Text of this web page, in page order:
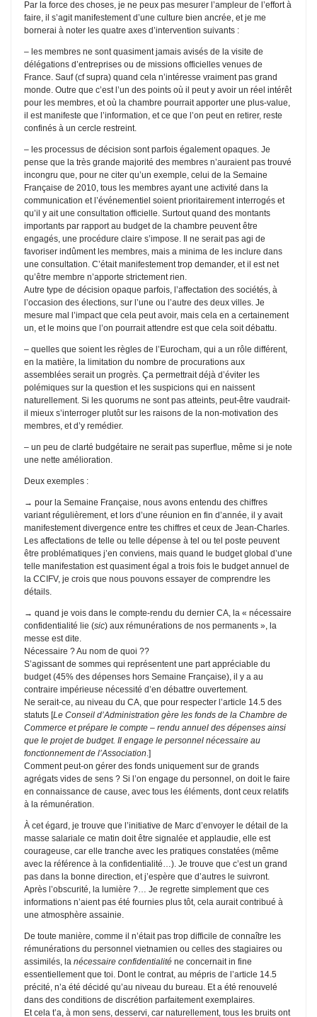
Par la force des choses, je ne peux pas mesurer l’ampleur de l’effort à
faire, il s’agit manifestement d’une culture bien ancrée, et je me
bornerai à noter les quatre axes d’intervention suivants :
– les membres ne sont quasiment jamais avisés de la visite de
délégations d’entreprises ou de missions officielles venues de
France. Sauf (cf supra) quand cela n’intéresse vraiment pas grand
monde. Outre que c’est l’un des points où il peut y avoir un réel intérêt
pour les membres, et où la chambre pourrait apporter une plus-value,
il est manifeste que l’information, et ce que l’on peut en retirer, reste
confinés à un cercle restreint.
– les processus de décision sont parfois également opaques. Je
pense que la très grande majorité des membres n’auraient pas trouvé
incongru que, pour ne citer qu’un exemple, celui de la Semaine
Française de 2010, tous les membres ayant une activité dans la
communication et l’événementiel soient prioritairement interrogés et
qu’il y ait une consultation officielle. Surtout quand des montants
importants par rapport au budget de la chambre peuvent être
engagés, une procédure claire s’impose. Il ne serait pas agi de
favoriser indûment les membres, mais a minima de les inclure dans
une consultation. C’était manifestement trop demander, et il est net
qu’être membre n’apporte strictement rien.
Autre type de décision opaque parfois, l’affectation des sociétés, à
l’occasion des élections, sur l’une ou l’autre des deux villes. Je
mesure mal l’impact que cela peut avoir, mais cela en a certainement
un, et le moins que l’on pourrait attendre est que cela soit débattu.
– quelles que soient les règles de l’Eurocham, qui a un rôle différent,
en la matière, la limitation du nombre de procurations aux
assemblées serait un progrès. Ça permettrait déjà d’éviter les
polémiques sur la question et les suspicions qui en naissent
naturellement. Si les quorums ne sont pas atteints, peut-être vaudrait-
il mieux s’interroger plutôt sur les raisons de la non-motivation des
membres, et d’y remédier.
– un peu de clarté budgétaire ne serait pas superflue, même si je note
une nette amélioration.
Deux exemples :
→ pour la Semaine Française, nous avons entendu des chiffres
variant régulièrement, et lors d’une réunion en fin d’année, il y avait
manifestement divergence entre tes chiffres et ceux de Jean-Charles.
Les affectations de telle ou telle dépense à tel ou tel poste peuvent
être problématiques j’en conviens, mais quand le budget global d’une
telle manifestation est quasiment égal a trois fois le budget annuel de
la CCIFV, je crois que nous pouvons essayer de comprendre les
détails.
→ quand je vois dans le compte-rendu du dernier CA, la « nécessaire
confidentialité lie (sic) aux rémunérations de nos permanents », la
messe est dite.
Nécessaire ? Au nom de quoi ??
S’agissant de sommes qui représentent une part appréciable du
budget (45% des dépenses hors Semaine Française), il y a au
contraire impérieuse nécessité d’en débattre ouvertement.
Ne serait-ce, au niveau du CA, que pour respecter l’article 14.5 des
statuts [Le Conseil d’Administration gère les fonds de la Chambre de
Commerce et prépare le compte – rendu annuel des dépenses ainsi
que le projet de budget. Il engage le personnel nécessaire au
fonctionnement de l’Association .]
Comment peut-on gérer des fonds uniquement sur de grands
agrégats vides de sens ? Si l’on engage du personnel, on doit le faire
en connaissance de cause, avec tous les éléments, dont ceux relatifs
à la rémunération.
À cet égard, je trouve que l’initiative de Marc d’envoyer le détail de la
masse salariale ce matin doit être signalée et applaudie, elle est
courageuse, car elle tranche avec les pratiques constatées (même
avec la référence à la confidentialité…). Je trouve que c’est un grand
pas dans la bonne direction, et j’espère que d’autres le suivront.
Après l’obscurité, la lumière ?… Je regrette simplement que ces
informations n’aient pas été fournies plus tôt, cela aurait contribué à
une atmosphère assainie.
De toute manière, comme il n’était pas trop difficile de connaître les
rémunérations du personnel vietnamien ou celles des stagiaires ou
assimilés, la nécessaire confidentialité ne concernait in fine
essentiellement que toi. Dont le contrat, au mépris de l’article 14.5
précité, n’a été décidé qu’au niveau du bureau. Et a été renouvelé
dans des conditions de discrétion parfaitement exemplaires.
Et cela t’a, à mon sens, desservi, car naturellement, tous les bruits ont